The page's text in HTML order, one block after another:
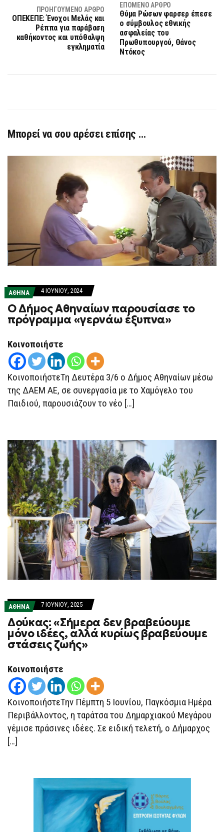
ΠΡΟΗΓΟΎΜΕΝΟ ΆΡΘΡΟ
ΟΠΕΚΕΠΕ: Ένοχοι Μελάς και
Ρέππα για παράβαση
καθήκοντος και υπόθαλψη
εγκληματία
ΕΠΌΜΕΝΟ ΆΡΘΡΟ
Θύμα Ρώσων φαρσερ έπεσε
ο σύμβουλος εθνικής
ασφαλείας του
Πρωθυπουργού, Θάνος
Ντόκος
Μπορεί να σου αρέσει επίσης …
ΑΘΗΝΑ 4 ΙΟΥΝΊΟΥ, 2024
Ο Δήμος Αθηναίων παρουσίασε το
πρόγραμμα «γερνάω έξυπνα»
Κοινοποιήστε
ΚοινοποιήστεΤη Δευτέρα 3/6 ο Δήμος Αθηναίων μέσω
της ΔΑΕΜ ΑΕ, σε συνεργασία με το Χαμόγελο του
Παιδιού, παρουσιάζουν το νέο […]
ΑΘΗΝΑ 7 ΙΟΥΝΊΟΥ, 2025
Δούκας: «Σήμερα δεν βραβεύουμε
μόνο ιδέες, αλλά κυρίως βραβεύουμε
στάσεις ζωής»
Κοινοποιήστε
ΚοινοποιήστεΤην Πέμπτη 5 Ιουνίου, Παγκόσμια Ημέρα
Περιβάλλοντος, η ταράτσα του Δημαρχιακού Μεγάρου
γέμισε πράσινες ιδέες. Σε ειδική τελετή, ο Δήμαρχος
[…]